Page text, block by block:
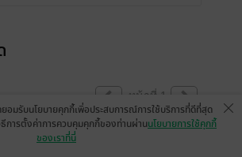
หน้าที่ 1
ยอมรับนโยบายคุกกี้เพื่อประสบการณ์การใช้บริการที่ดีที่สุด
การตั้งค่าการควบคุมคุกกี้ของท่านผ่านนโยบายการใช้คุกกี้
ของเราที่นี่